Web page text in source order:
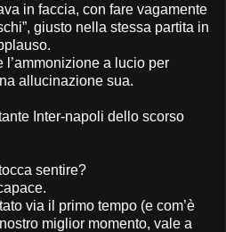
in faccia, con fare vagamente
giusto nella stessa partita in
l’ammonizione a lucio per
allucinazione sua.
Inter-napoli dello scorso
sentire?
via il primo tempo (e com’è
miglior momento, vale a